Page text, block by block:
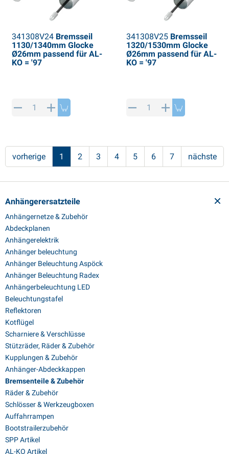
Anhängerersatzteile
Anhängernetze & Zubehör
Abdeckplanen
Anhängerelektrik
Anhänger beleuchtung
Anhänger Beleuchtung Aspöck
Anhänger Beleuchtung Radex
Anhängerbeleuchtung LED
Beleuchtungstafel
Reflektoren
Kotflügel
Scharniere & Verschlüsse
Stützräder, Räder & Zubehör
Kupplungen & Zubehör
Anhänger-Abdeckkappen
Bremsenteile & Zubehör
Räder & Zubehör
Schlösser & Werkzeugboxen
Auffahrrampen
Bootstrailerzubehör
SPP Artikel
AL-KO Artikel
341308V24Bremsseil
1130/1340mm Glocke
Ø26mm passend für AL-
KO = '97
341308V25Bremsseil
1320/1530mm Glocke
Ø26mm passend für AL-
KO = '97
vorherige 1 2 3 4 5 6 7 nächste